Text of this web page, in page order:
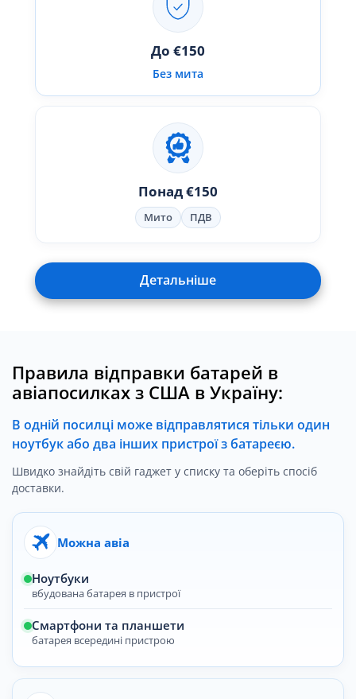
До €150
Без мита
Понад €150
Мито ПДВ
Детальніше
Правила відправки батарей в
авіапосилках з США в Україну:
В одній посилці може відправлятися тільки один
ноутбук або два інших пристрої з батареєю.
Швидко знайдіть свій гаджет у списку та оберіть спосіб
доставки.
Можна авіа
Ноутбуки
вбудована батарея в пристрої
Смартфони та планшети
батарея всередині пристрою